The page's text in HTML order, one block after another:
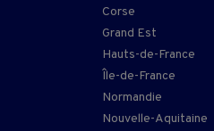
Corse
Grand Est
Hauts-de-France
Île-de-France
Normandie
Nouvelle-Aquitaine